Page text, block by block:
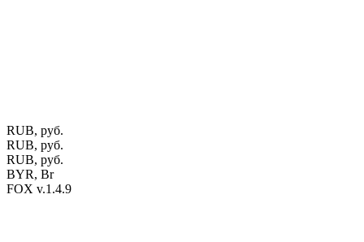
RUB, руб.
RUB, руб.
RUB, руб.
BYR, Br
FOX v.1.4.9